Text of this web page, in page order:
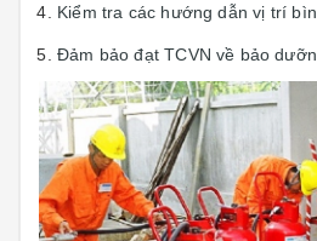
Kiểm tra các hướng dẫn vị trí
Đảm bảo đạt TCVN về bảo